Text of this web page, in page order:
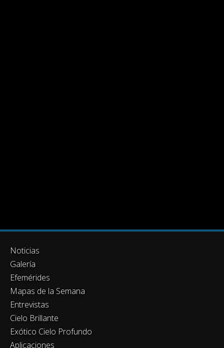
Noticias
Galería
Efemérides
Mapas de la Semana
Entrevistas
Cielo Brillante
Exótico Cielo Profundo
Aplicaciones